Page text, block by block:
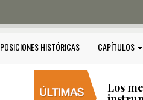
POSICIONES HISTÓRICAS CAPÍTULOS
Los